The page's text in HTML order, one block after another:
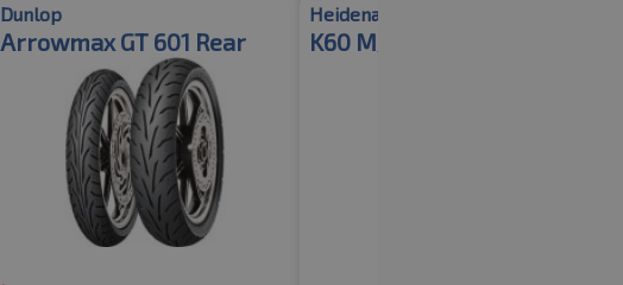
Dunlop
Arrowmax GT 601 Rear
Heidenau
K60 M/C TT